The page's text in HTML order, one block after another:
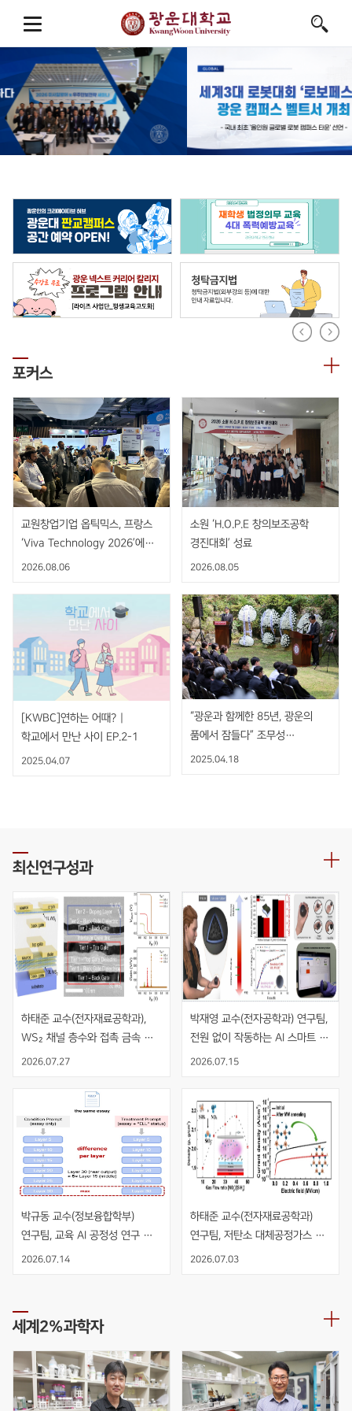
포커스
교원창업기업 옵틱믹스, 프랑스
‘Viva Technology 2026’에서
AI 기반 비접촉 핸드제스처 센서
2026.08.06
소원 ‘H.O.P.E 창의보조공학
경진대회’ 성료
2026.08.05
[KWBC]연하는 어때? |
학교에서 만난 사이 EP.2-1
2025.04.07
“광운과 함께한 85년, 광운의
품에서 잠들다” 조무성
광운대학교 초대총장 영결식
2025.04.18
최신연구성과
하태준 교수(전자재료공학과),
WS₂ 채널 층수와 접촉 금속
동시 최적화를 통한 초고이득
2026.07.27
박재영 교수(전자공학과) 연구팀,
전원 없이 작동하는 AI 스마트
재활볼 개발
2026.07.15
박규동 교수(정보융합학부)
연구팀, 교육 AI 공정성 연구
AIED 발표
2026.07.14
하태준 교수(전자재료공학과)
연구팀, 저탄소 대체공정가스
NO2 기반 PECVD 공정을
2026.07.03
세계2%과학자